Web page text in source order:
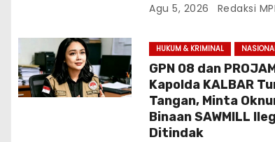
Agu 5, 2026 Redaksi
HUKUM & KRIMINAL
GPN 08 dan
Kapolda KALBAR
Tangan, Minta
Binaan SAWMILL
Ditindak